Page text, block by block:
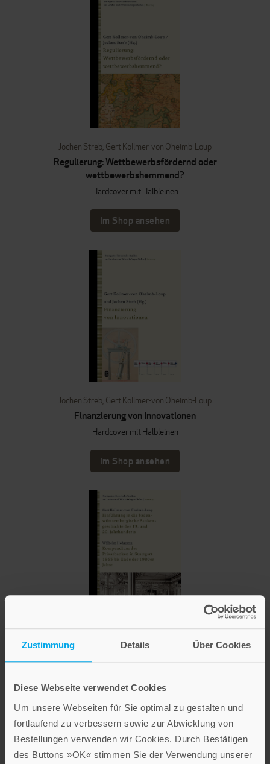
Zustimmung Details Über Cookies
Diese Webseite verwendet Cookies
Um unsere Webseiten für Sie optimal zu gestalten und
fortlaufend zu verbessern sowie zur Abwicklung von
Bestellungen verwenden wir Cookies. Durch Bestätigen
des Buttons »OK« stimmen Sie der Verwendung unserer
Jochen Streb, Gert Kollmer-von Oheimb-Loup
Regulierung: Wettbewerbsfördernd oder
wettbewerbshemmend?
Hardcover mit Halbleinen
Im Shop ansehen
Jochen Streb, Gert Kollmer-von Oheimb-Loup
Finanzierung von Innovationen
Hardcover mit Halbleinen
Im Shop ansehen
Wilhelm Hohmann Gert Kollmer-von Oheimb-Loup
Hardcover mit Halbleinen
Im Shop ansehen